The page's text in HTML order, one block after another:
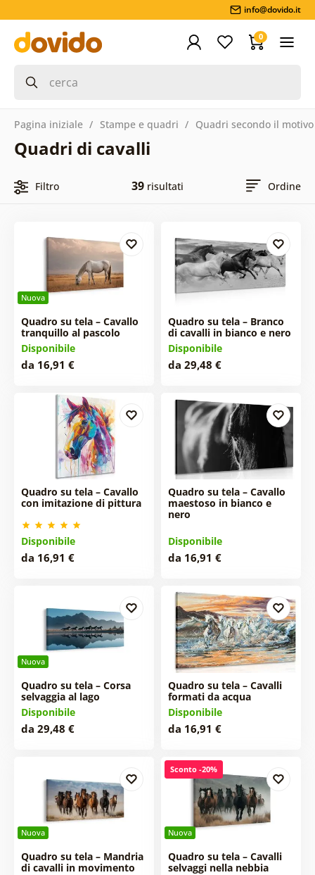
info@dovido.it
0
Pagina iniziale Stampe e quadri Quadri secondo il motivo
Quadri di cavalli
Filtro 39 risultati Ordine
Nuova
Quadro su tela – Cavallo
tranquillo al pascolo
Disponibile
da 16,91 €
Quadro su tela – Branco
di cavalli in bianco e nero
Disponibile
da 29,48 €
Quadro su tela – Cavallo
con imitazione di pittura
Disponibile
da 16,91 €
Quadro su tela – Cavallo
maestoso in bianco e
nero
Disponibile
da 16,91 €
Nuova
Quadro su tela – Corsa
selvaggia al lago
Disponibile
da 29,48 €
Quadro su tela – Cavalli
formati da acqua
Disponibile
da 16,91 €
Nuova
Quadro su tela – Mandria
di cavalli in movimento
Nuova
Sconto -20%
Quadro su tela – Cavalli
selvaggi nella nebbia